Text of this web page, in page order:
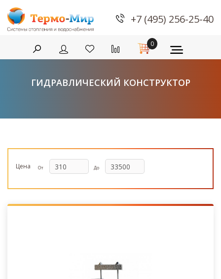
+7 (495) 256-25-40
0
ГИДРАВЛИЧЕСКИЙ КОНСТРУКТОР
Цена От До